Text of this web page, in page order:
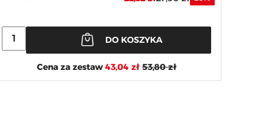
DO KOSZYKA
Cena za zestaw 43,04 zł53,80 zł